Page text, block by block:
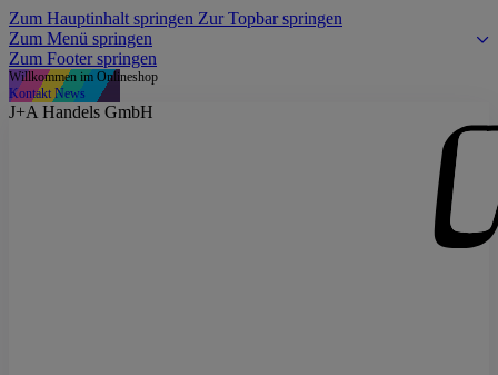
Zum Hauptinhalt springen Zur Topbar springen
Zum Menü springen
Zum Footer springen
Willkommen im Onlineshop
Kontakt News
J+A Handels GmbH